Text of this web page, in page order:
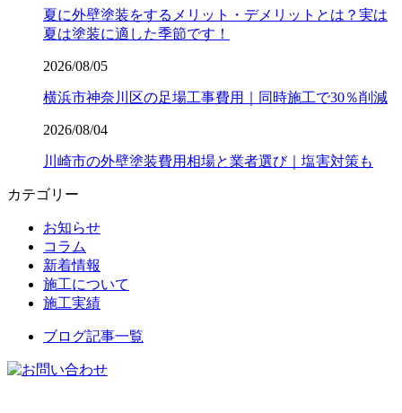
夏に外壁塗装をするメリット・デメリットとは？実は
夏は塗装に適した季節です！
2026/08/05
横浜市神奈川区の足場工事費用｜同時施工で30％削減
2026/08/04
川崎市の外壁塗装費用相場と業者選び｜塩害対策も
カテゴリー
お知らせ
コラム
新着情報
施工について
施工実績
ブログ記事一覧